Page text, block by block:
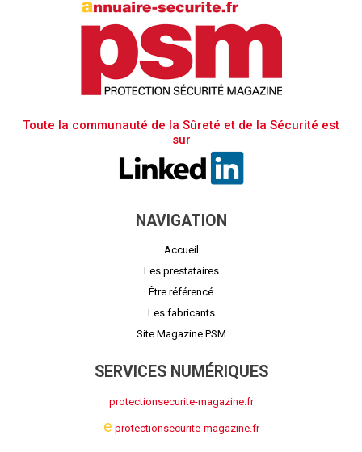
Toute la communauté de la Sûreté et de la Sécurité est
sur
NAVIGATION
Accueil
Les prestataires
Être référencé
Les fabricants
Site Magazine PSM
SERVICES NUMÉRIQUES
protectionsecurite-magazine.fr
e-protectionsecurite-magazine.fr